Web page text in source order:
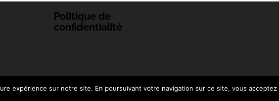
Politique de
confidentialité
expérience sur notre site. En poursuivant votre navigation sur ce site, vous